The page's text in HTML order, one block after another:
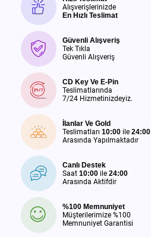
Alışverişlerinizde
En Hızlı Teslimat
Güvenli Alışveriş
Tek Tıkla
Güvenli Alışveriş
CD Key Ve E-Pin
Teslimatlarında
7/24 Hizmetinizdeyiz.
İlanlar Ve Gold
Teslimatları 10:00 ile 24:00
Arasında Yapılmaktadır
Canlı Destek
Saat 10:00 ile 24:00
Arasında Aktifdir
%100 Memnuniyet
Müşterilerimize %100
Memnuniyet Garantisi